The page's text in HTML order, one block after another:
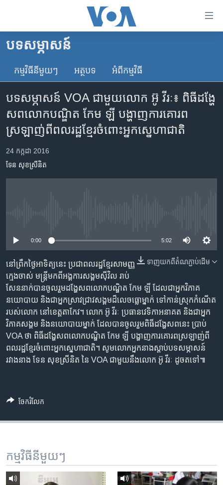
គេហទំព័រ​
និង​
ចូល​
ទំព័រ​
ព័ត៌មាន​​
ម្តង
រំលង​
និង​
សម្ព័ន្ធ​
រំលង​
និង​
ចូល​
ទៅ​
កាន់​
ទំព័រ​
ស្វែង​
រក
កម្ពុជា
អន្តរជាតិ
ព្រឹត្តិការណ៍ព័ត៌មាន
ទូរទស្សន៍ / វីដេអូ​
Khmer English
បណ្តាញ​សង្គម
ភាសា
បទ​សម្ភាសន៍
កម្មវិធី​នីមួយៗ អត្ថបទ​ អំពី​កម្មវិធី​
បទ​សម្ភាសន៍ VOA ជាមួយ​លោក​ អ៊ូ វីរៈ៖ ពិធី​ដង្ហែ​
សព​លោក​បណ្ឌិត​ កែម ឡី បង្ហាញ​ការ​គោរព​
ស្រឡាញ់​ពី​ពលរដ្ឋ​ខ្មែរ​ចំពោះ​អ្នក​ស្នេហាជាតិ
24 កក្កដា 2016
ទែន សុខស្រីនិត
0:00 5:02
ទាញ​យក​ពី​តំណភ្ជាប់​ដើម
នៅ​ព្រឹក​ថ្ងៃ​អាទិត្យនេះ ប្រជាពលរដ្ឋ​ខ្មែរ​សាមញ្ញ
ក្មេង​ចាស់ មន្ត្រី​មក​ពី​អង្គការ​សង្គម​ស៊ីវិល រាប់​
សែន​នាក់​បាន​ចូលរួម​ដង្ហែ​សព​លោក​បណ្ឌិត កែម ឡី ដែល​ជា​អ្នក​វិភាគ​
នយោបាយ និង​ជា​អ្នក​ស្រាវជ្រាវ​សង្គម​ដ៏​លេច​ធ្លោ​ម្នាក់ ទៅ​កាន់​ស្រុក​កំណើត​
របស់​លោក នៅ​ខេត្ត​តាកែវ។ លោក អ៊ូ វីរៈ ប្រធាន​វេទិកា​អនាគត និង​ជា​អ្នក​
វិភាគ​សង្គម និង​នយោបាយ​ម្នាក់ ដែល​បាន​ចូលរួម​ពិធី​ដង្ហែ​សព​នេះ ប្រាប់​
VOA ថា ពិធី​ដង្ហែ​សព​លោក​បណ្ឌិត​ កែម ឡី បង្ហាញ​ការ​គោរព​ស្រឡាញ់​ពី​
ពលរដ្ឋ​ខ្មែរ​ចំពោះ​អ្នក​ស្នេហាជាតិ។ សូម​លោក​អ្នក​នាង​ស្តាប់​បទ​សម្ភាសន៍​
រវាង​នាង ទែន សុខស្រីនិត នៃ VOA ជាមួយ​នឹង​លោក អ៊ូ វីរៈ ដូចតទៅ៕
ចែករំលែក
កម្មវិធី​នីមួយៗ